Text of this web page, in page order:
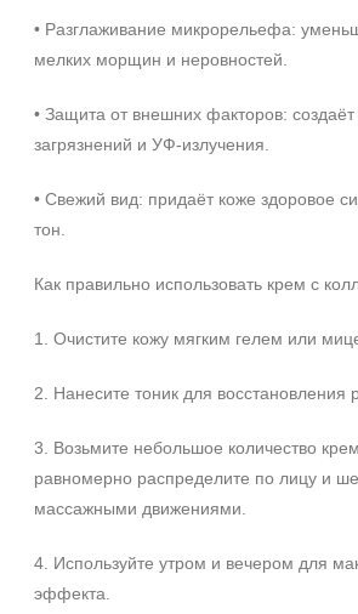
• Разглаживание микрорельефа:
мелких морщин и неровностей.
• Защита от внешних факторов:
загрязнений и УФ‑излучения.
• Свежий вид: придаёт коже здоровое
тон.
Как правильно использовать крем с
1. Очистите кожу мягким гелем или
2. Нанесите тоник для восстановления
3. Возьмите небольшое количество
равномерно распределите по лицу и
массажными движениями.
4. Используйте утром и вечером для
эффекта.